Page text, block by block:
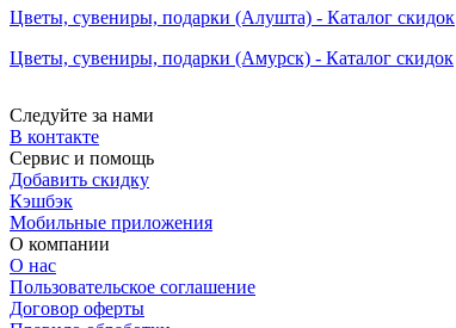
Цветы, сувениры, подарки (Алушта) - Каталог скидок
Цветы, сувениры, подарки (Амурск) - Каталог скидок
Следуйте за нами
В контакте
Сервис и помощь
Добавить скидку
Кэшбэк
Мобильные приложения
О компании
О нас
Пользовательское соглашение
Договор оферты